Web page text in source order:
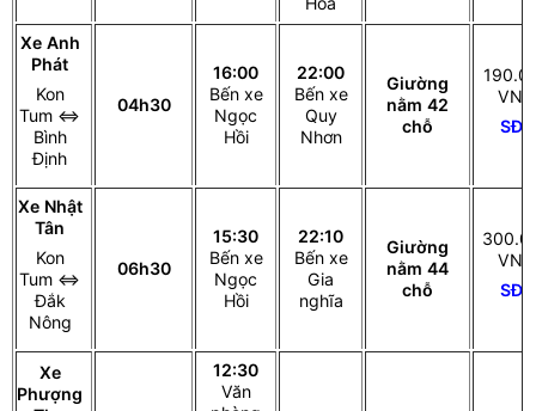
Xe Anh
Phát
Kon
Tum ⇔
Bình
Định
04h30
16:00
Bến xe
Ngọc
Hồi
22:00
Bến xe
Quy
Nhơn
Giường
nằm 42
chỗ
VNĐ
SĐT
Xe Nhật
Tân
Kon
Tum ⇔
Đắk
Nông
06h30
15:30
Bến xe
Ngọc
Hồi
22:10
Bến xe
Gia
nghĩa
Giường
nằm 44
chỗ
VNĐ
SĐT
Xe
Phượng
12:30
Văn